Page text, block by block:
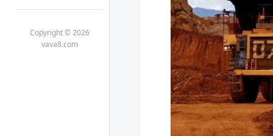
Copyright © 2026
vava8.com